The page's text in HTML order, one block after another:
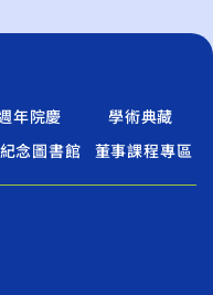
年院慶
學術典藏
念圖書館
董事課程專區